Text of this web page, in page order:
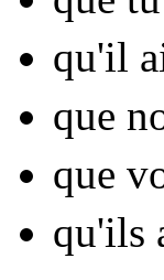
qu'il
que
que
qu'ils